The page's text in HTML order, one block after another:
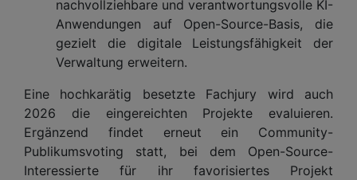
nachvollziehbare und verantwortungsvolle KI-
Anwendungen auf Open-Source-Basis, die
gezielt die digitale Leistungsfähigkeit der
Verwaltung erweitern.
Eine hochkarätig besetzte Fachjury wird auch
2026 die eingereichten Projekte evaluieren.
Ergänzend findet erneut ein Community-
Publikumsvoting statt, bei dem Open-Source-
Interessierte für ihr favorisiertes Projekt